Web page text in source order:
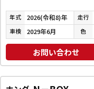
年式 2026(令和8)年 走行
車検 2029年6月 色
お問い合わせ